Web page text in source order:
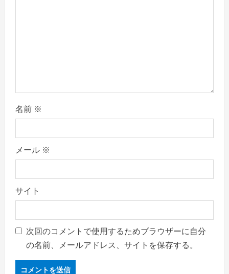
名前 ※
メール ※
サイト
次回のコメントで使用するためブラウザーに自分
の名前、メールアドレス、サイトを保存する。